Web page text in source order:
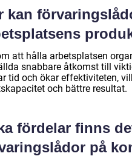
kan
att hålla arbetsplatsen
snabbare åtkomst till
tid och ökar effektiviteten,
och bättre resultat.
fördelar finns
på